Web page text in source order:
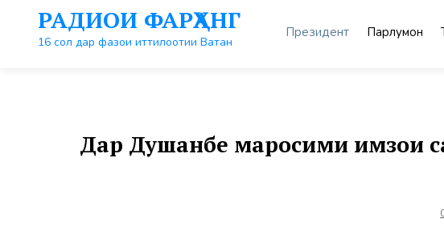
контенту
РАДИОИ ФАРҲАНГ
16 сол дар фазои иттилоотии Ватан
Президент Парлумон
Дар Душанбе маросими имзои